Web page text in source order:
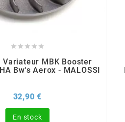
    
Variateur MBK Booster
Bw's Aerox - MALOSSI
32,90 €
En stock